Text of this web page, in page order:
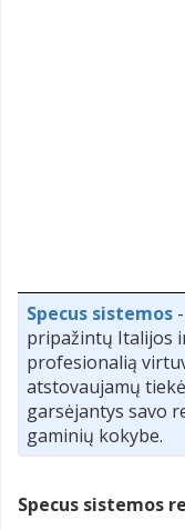
Specus sistemos
pripažintų Italijos
profesionalią
atstovaujamų
garsėjantys savo
gaminių kokybe.
Specus sistemos